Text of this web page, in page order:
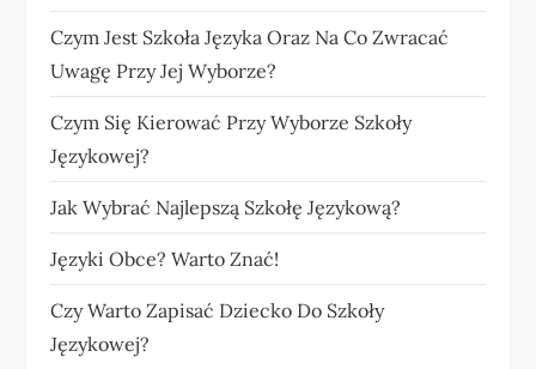
Czym Jest Szkoła Języka Oraz Na Co Zwracać
Uwagę Przy Jej Wyborze?
Czym Się Kierować Przy Wyborze Szkoły
Językowej?
Jak Wybrać Najlepszą Szkołę Językową?
Języki Obce? Warto Znać!
Czy Warto Zapisać Dziecko Do Szkoły
Językowej?